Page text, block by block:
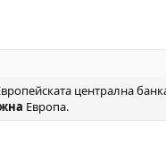
централна
Европа.